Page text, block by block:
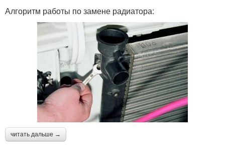
Алгоритм работы по замене радиатора:
читать дальше →